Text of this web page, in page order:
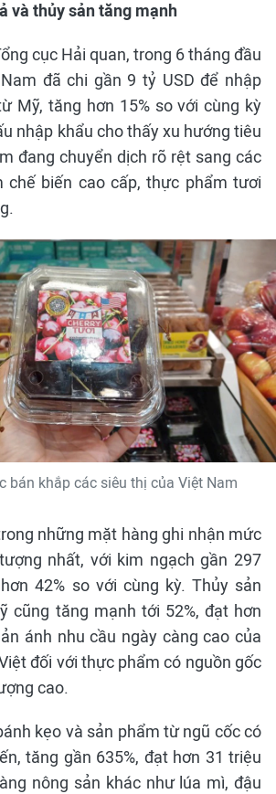
và thủy sản tăng mạnh
cục Hải quan, trong 6 tháng đầu
đã chi gần 9 tỷ USD để nhập
Mỹ, tăng hơn 15% so với cùng kỳ
nhập khẩu cho thấy xu hướng tiêu
đang chuyển dịch rõ rệt sang các
chế biến cao cấp, thực phẩm tươi
bán khắp các siêu thị của Việt Nam
những mặt hàng ghi nhận mức
nhất, với kim ngạch gần 297
42% so với cùng kỳ. Thủy sản
cũng tăng mạnh tới 52%, đạt hơn
ánh nhu cầu ngày càng cao của
đối với thực phẩm có nguồn gốc
cao.
kẹo và sản phẩm từ ngũ cốc có
tăng gần 635%, đạt hơn 31 triệu
nông sản khác như lúa mì, đậu